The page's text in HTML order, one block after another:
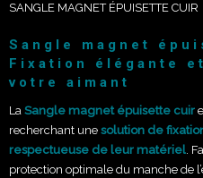
SANGLE MAGNET ÉPUISETTE CUIR
Sangle magnet
Fixation élégante
votre aimant
La Sangle magnet épuisette cuir
recherchant une solution de
respectueuse de leur matériel.
protection optimale du manche de